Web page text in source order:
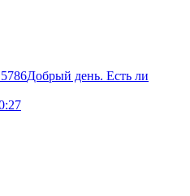
Добрый день. Есть ли